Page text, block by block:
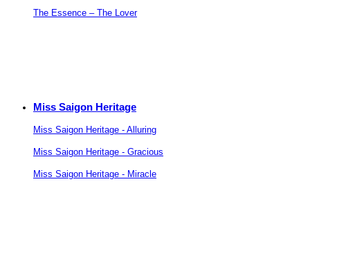
The Essence – The Lover
Miss Saigon Heritage
Miss Saigon Heritage - Alluring
Miss Saigon Heritage - Gracious
Miss Saigon Heritage - Miracle